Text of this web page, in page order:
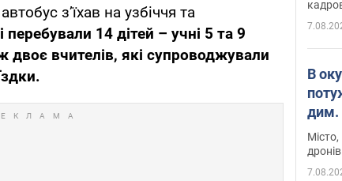
з’їхав на узбіччя та
перебували 14 дітей – учні 5 та 9
двоє вчителів, які супроводжували
В
дим.
дронів